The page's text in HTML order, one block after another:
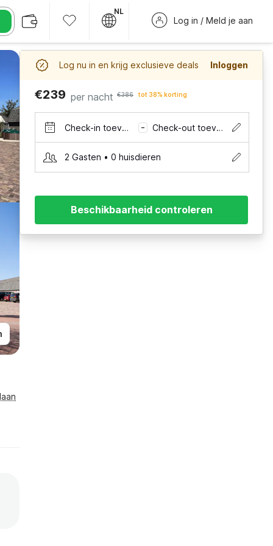
NL
Log in / Meld je aan
Log nu in en krijg exclusieve deals Inloggen
€239 per nacht €386 tot 38% korting
Check-in toevoegen – Check-out toevoegen
2 Gasten • 0 huisdieren
Beschikbaarheid controleren